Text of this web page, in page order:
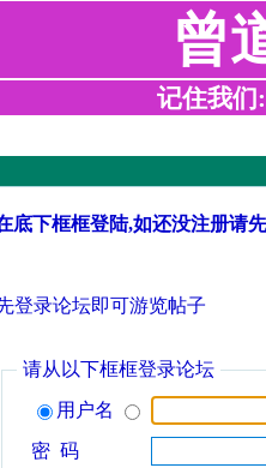
曾
记住我们
底下框框登陆,如还没注册请
登录论坛即可游览帖子
请从以下框框登录论坛
用户名
密 码